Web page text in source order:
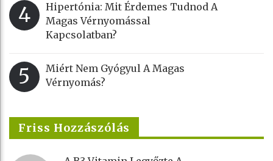
4
Hipertónia: Mit Érdemes Tudnod A
Magas Vérnyomással
Kapcsolatban?
5
Miért Nem Gyógyul A Magas
Vérnyomás?
Friss Hozzászólás